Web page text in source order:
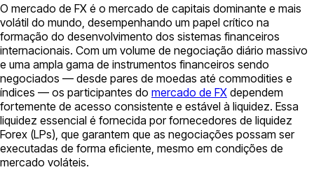
O mercado de FX é o mercado de capitais dominante e mais
volátil do mundo, desempenhando um papel crítico na
formação do desenvolvimento dos sistemas financeiros
internacionais. Com um volume de negociação diário massivo
e uma ampla gama de instrumentos financeiros sendo
negociados — desde pares de moedas até commodities e
índices — os participantes do mercado de FX dependem
fortemente de acesso consistente e estável à liquidez. Essa
liquidez essencial é fornecida por fornecedores de liquidez
Forex (LPs), que garantem que as negociações possam ser
executadas de forma eficiente, mesmo em condições de
mercado voláteis.